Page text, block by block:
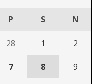
P S N
28 1 2
7 8 9